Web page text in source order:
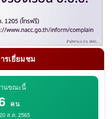
รเยี่ยมชม
านขณะนี้
คน
ส.ค. 2565